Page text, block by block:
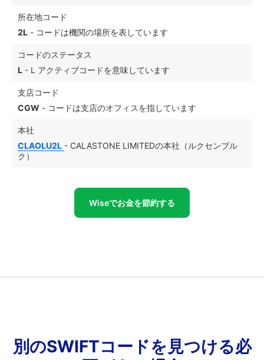
所在地コード
2L - コードは機関の場所を表しています
コードのステータス
L - L アクティブコードを意味しています
支店コード
CGW - コードは支店のオフィスを指しています
本社
CLAOLU2L - CALASTONE LIMITEDの本社（ルクセンブル
ク）
Wiseでお金を節約する
別のSWIFTコードを見つける必